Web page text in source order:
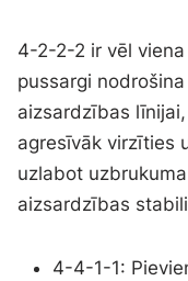
4-2-2-2 ir vēl
pussargi
aizsardzības
agresīvāk virzīties
uzlabot
aizsardzības
4-4-1-1: